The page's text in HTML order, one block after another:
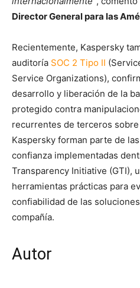
Director General para las
Recientemente, Kaspersky
auditoría SOC 2 Tipo II
Service Organizations),
desarrollo y liberación de la
protegido contra
recurrentes de terceros
Kaspersky forman parte de
confianza implementadas
Transparency Initiative (GTI),
herramientas prácticas para
confiabilidad de las
compañía.
Autor